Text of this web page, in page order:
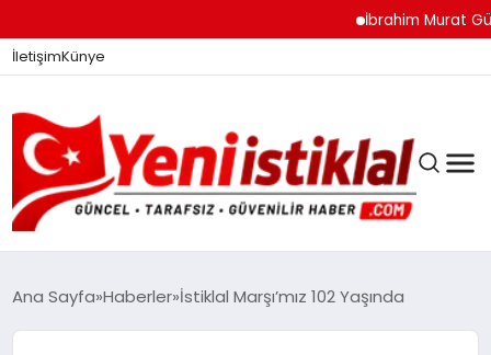
İbrahim Murat
İletişimKünye
Ana Sayfa Haberler İstiklal Marşı’mız 102 Yaşında